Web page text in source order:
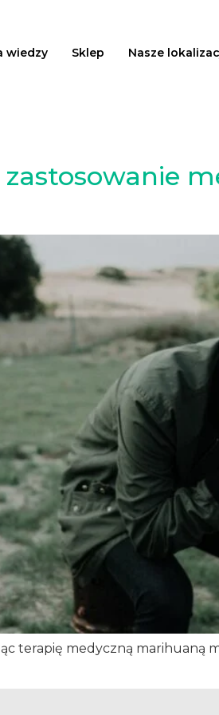
wiedzy Sklep Nasze
terapię medyczną marihuaną